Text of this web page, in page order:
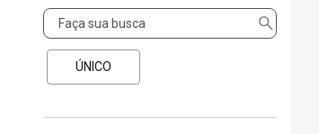
Tamanho
ÚNICO